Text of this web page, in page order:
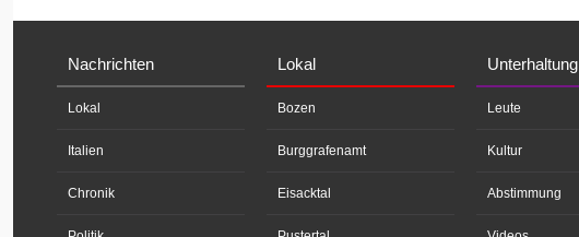
Nachrichten
Lokal
Italien
Chronik
Lokal
Bozen
Burggrafenamt
Eisacktal
Unterhaltung
Leute
Kultur
Abstimmung